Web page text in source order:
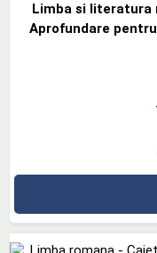
Limba si literatura
Aprofundare